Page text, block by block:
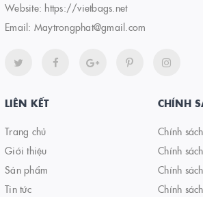
Website: https://vietbags.net
Email: Maytrongphat@gmail.com
LIÊN KẾT
Trang chủ
Giới thiệu
Sản phẩm
Tin tức
CHÍNH
Chính
Chính
Chính
Chính